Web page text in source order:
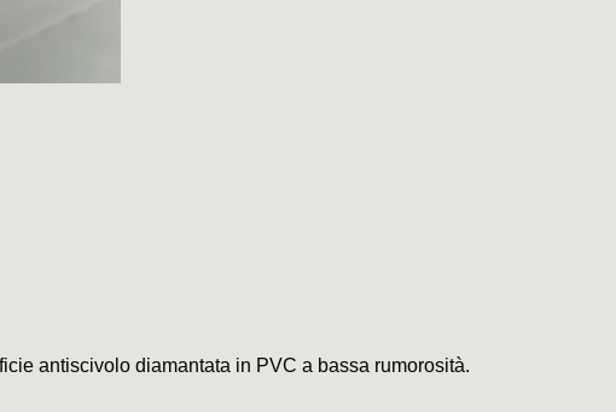
antiscivolo diamantata in PVC a bassa rumorosità.